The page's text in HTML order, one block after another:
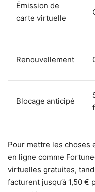
Émission de
carte virtuelle
Renouvellement
Blocage anticipé
Pour mettre les choses
en ligne comme
virtuelles gratuites,
facturent jusqu’à 1,50 €